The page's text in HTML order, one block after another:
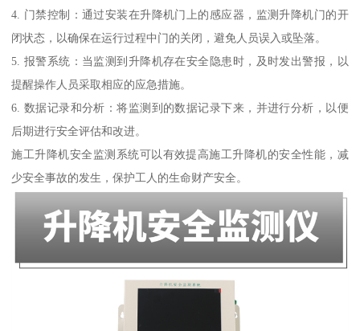
4. 门禁控制：通过安装在升降机门上的感应器，监测升降机门的开
闭状态，以确保在运行过程中门的关闭，避免人员误入或坠落。
5. 报警系统：当监测到升降机存在安全隐患时，及时发出警报，以
提醒操作人员采取相应的应急措施。
6. 数据记录和分析：将监测到的数据记录下来，并进行分析，以便
后期进行安全评估和改进。
施工升降机安全监测系统可以有效提高施工升降机的安全性能，减
少安全事故的发生，保护工人的生命财产安全。